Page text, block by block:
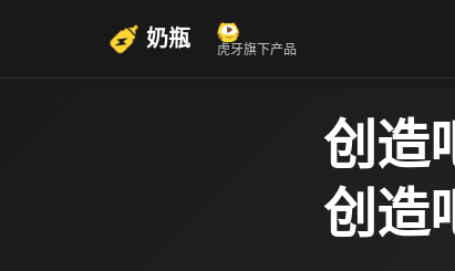
奶瓶 虎牙旗下产品
创造
创造